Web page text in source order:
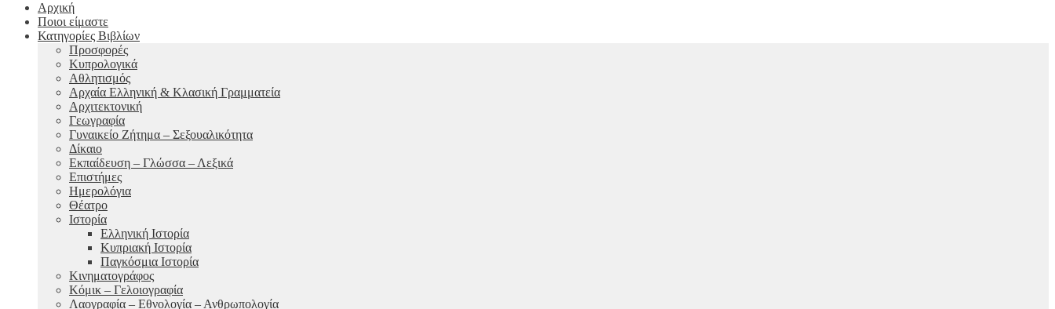
Αρχική
Ποιοι είμαστε
Κατηγορίες Βιβλίων
Προσφορές
Κυπρολογικά
Αθλητισμός
Αρχαία Ελληνική & Κλασική Γραμματεία
Αρχιτεκτονική
Γεωγραφία
Γυναικείο Ζήτημα – Σεξουαλικότητα
Δίκαιο
Εκπαίδευση – Γλώσσα – Λεξικά
Επιστήμες
Ημερολόγια
Θέατρο
Ιστορία
Ελληνική Ιστορία
Κυπριακή Ιστορία
Παγκόσμια Ιστορία
Κινηματογράφος
Κόμικ – Γελοιογραφία
Λαογραφία – Εθνολογία – Ανθρωπολογία